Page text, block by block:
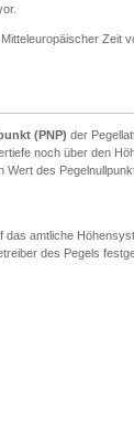
Zeit
(PNP) der
noch über den
des
das amtliche
des Pegels